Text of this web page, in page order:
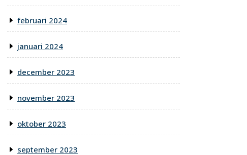
februari 2024
januari 2024
december 2023
november 2023
oktober 2023
september 2023